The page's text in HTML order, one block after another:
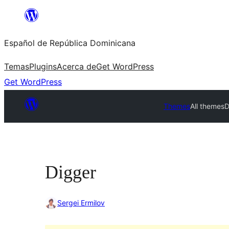
Saltar
contenido
Español de República Dominicana
TemasPluginsAcerca deGet WordPress
Get WordPress
ThemesAll themes
Digger
Sergei Ermilov